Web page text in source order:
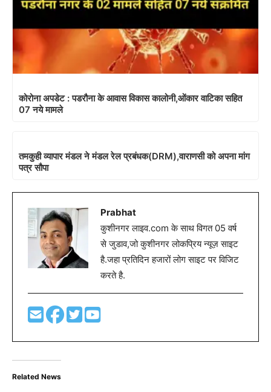
कोरोना अपडेट : पडरौना के आवास विकास कालोनी,ओंकार वाटिका सहित
07 नये मामले
तमकुही व्यापार मंडल ने मंडल रेल प्रबंधक(DRM),वाराणसी को अपना मांग
पत्र सौपा
Prabhat
कुशीनगर लाइव.com के साथ विगत 05 वर्ष
से जुडाव,जो कुशीनगर लोकप्रिय न्यूज़ साइट
है.जहा प्रतिदिन हजारों लोग साइट पर विजिट
करते है.
Related News